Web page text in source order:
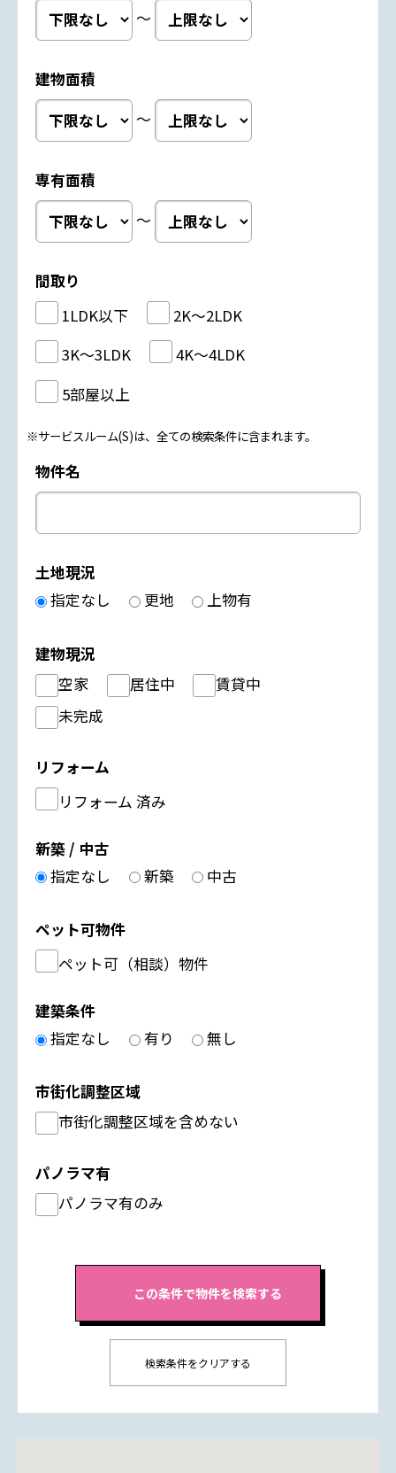
～
建物面積
～
専有面積
～
間取り
1LDK以下
2K～2LDK
3K～3LDK
4K～4LDK
5部屋以上
※サービスルーム(S)は、全ての検索条件に含まれます。
物件名
土地現況
指定なし
更地 上物有
建物現況
空家
居住中
賃貸中
未完成
リフォーム
リフォーム 済み
新築 / 中古
指定なし
新築 中古
ペット可物件
ペット可（相談）物件
建築条件
指定なし
有り 無し
市街化調整区域
市街化調整区域を含めない
パノラマ有
パノラマ有のみ
検索条件をクリアする